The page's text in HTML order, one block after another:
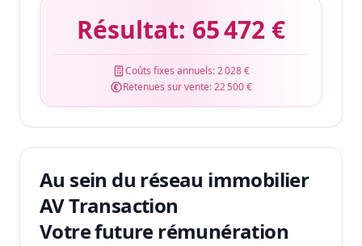
Résultat: 65 472 €
Coûts fixes annuels:2 028 €
Retenues sur vente:22 500 €
Au sein du réseau immobilier
AV Transaction
Votre future rémunération